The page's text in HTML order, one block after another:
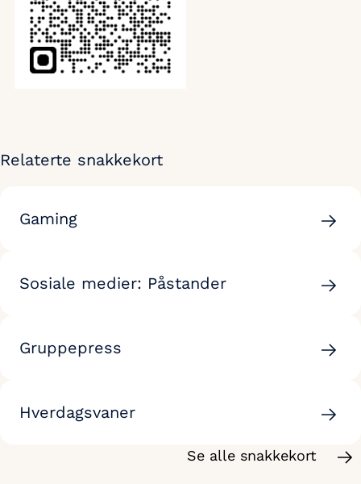
Relaterte snakkekort
Gaming
Sosiale medier: Påstander
Gruppepress
Hverdagsvaner
Se alle snakkekort